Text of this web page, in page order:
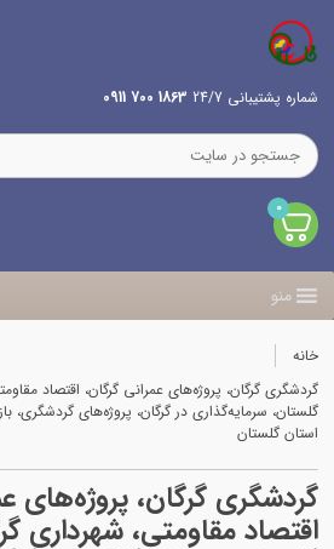
شماره پشتیبانی 24/7 1863 700 0911
0
منو
خانه
گردشگری گرگان، پروژه‌های عمرانی گرگان، اقتصاد
گلستان، سرمایه‌گذاری در گرگان، پروژه‌های گردشگری،
استان گلستان
گردشگری گرگان، پروژه‌های
اقتصاد مقاومتی، شهرداری